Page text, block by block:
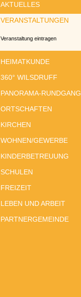
AKTUELLES
VERANSTALTUNGEN
Veranstaltung eintragen
HEIMATKUNDE
360° WILSDRUFF
PANORAMA-RUNDGANG
ORTSCHAFTEN
KIRCHEN
WOHNEN/GEWERBE
KINDERBETREUUNG
SCHULEN
FREIZEIT
LEBEN UND ARBEIT
PARTNERGEMEINDE